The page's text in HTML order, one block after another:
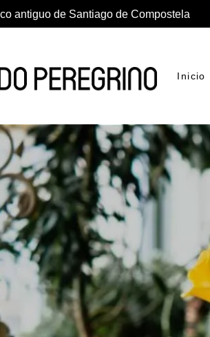
antiguo de Santiago de Compostela
Inicio